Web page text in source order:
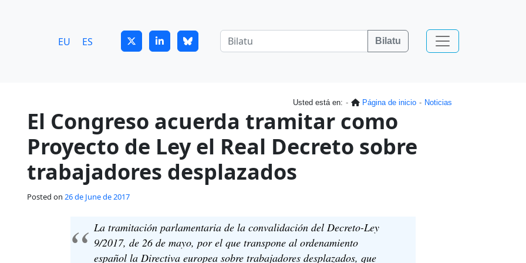
EU ES Bilatu
Usted está en: Página de inicio Noticias
El Congreso acuerda tramitar como
Proyecto de Ley el Real Decreto sobre
trabajadores desplazados
Posted on 26 de June de 2017
La tramitación parlamentaria de la convalidación del Decreto-Ley
9/2017, de 26 de mayo, por el que transpone al ordenamiento
español la Directiva europea sobre trabajadores desplazados, que